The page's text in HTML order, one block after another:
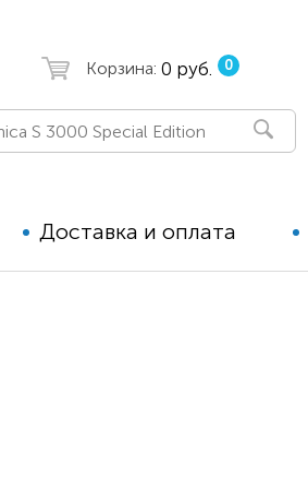
Корзина: 0 руб. 0
Доставка и оплата